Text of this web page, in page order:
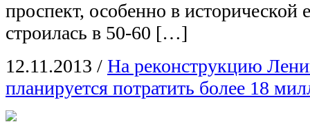
проспект, особенно в исторической
строилась в 50-60 […]
12.11.2013 / На реконструкцию
планируется потратить более 18